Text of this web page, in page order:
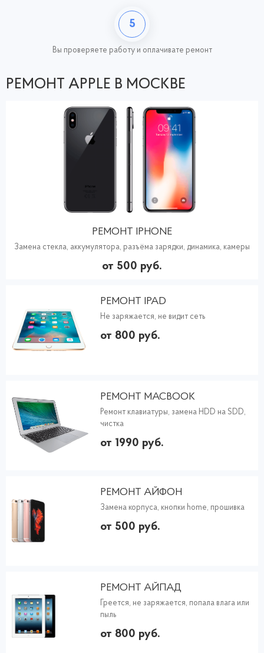
5
Вы проверяете работу и оплачивате ремонт
РЕМОНТ APPLE В МОСКВЕ
РЕМОНТ IPHONE
Замена стекла, аккумулятора, разъёма зарядки, динамика, камеры
от 500 руб.
РЕМОНТ IPAD
Не заряжается, не видит сеть
от 800 руб.
РЕМОНТ MACBOOK
Ремонт клавиатуры, замена HDD на SDD,
чистка
от 1990 руб.
РЕМОНТ АЙФОН
Замена корпуса, кнопки home, прошивка
от 500 руб.
РЕМОНТ АЙПАД
Греется, не заряжается, попала влага или
пыль
от 800 руб.